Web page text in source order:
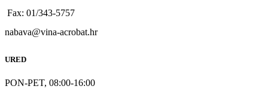
Fax: 01/343-5757
nabava@vina-acrobat.hr
URED
PON-PET, 08:00-16:00